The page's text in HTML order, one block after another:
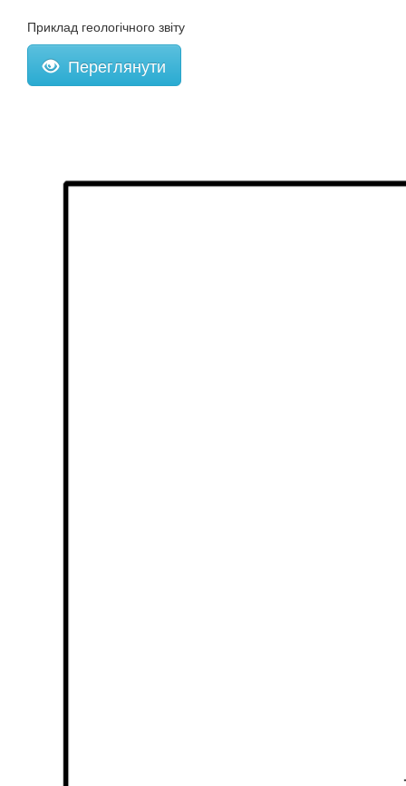
Приклад геологічного звіту
Переглянути